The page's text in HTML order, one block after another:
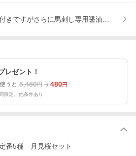
きですがさらに馬刺し専用醤油を購入す
レゼント！
うと 5,480円 480円
限定。他条件あり
定番5種 月見桜セット